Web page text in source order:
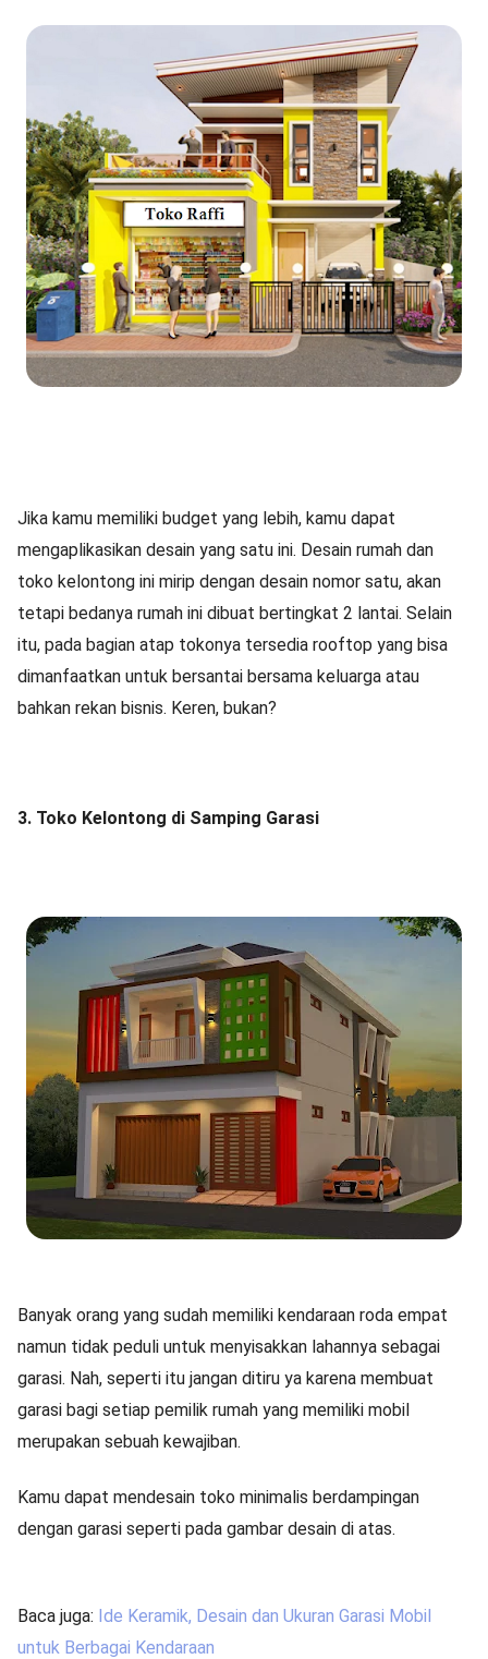
Jika kamu memiliki budget yang lebih, kamu dapat
mengaplikasikan desain yang satu ini. Desain rumah dan
toko kelontong ini mirip dengan desain nomor satu, akan
tetapi bedanya rumah ini dibuat bertingkat 2 lantai. Selain
itu, pada bagian atap tokonya tersedia rooftop yang bisa
dimanfaatkan untuk bersantai bersama keluarga atau
bahkan rekan bisnis. Keren, bukan?
3. Toko Kelontong di Samping Garasi
Banyak orang yang sudah memiliki kendaraan roda empat
namun tidak peduli untuk menyisakkan lahannya sebagai
garasi. Nah, seperti itu jangan ditiru ya karena membuat
garasi bagi setiap pemilik rumah yang memiliki mobil
merupakan sebuah kewajiban.
Kamu dapat mendesain toko minimalis berdampingan
dengan garasi seperti pada gambar desain di atas.
Baca juga: Ide Keramik, Desain dan Ukuran Garasi Mobil
untuk Berbagai Kendaraan